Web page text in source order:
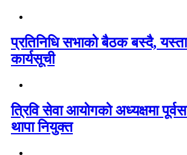
प्रतिनिधि सभाको बैठक बस्दै,
कार्यसूची
त्रिवि सेवा आयोगको अध्यक्षमा
थापा नियुक्त